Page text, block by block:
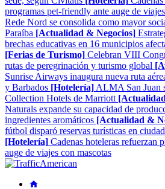
programas pet-friendly ante auge de
Rede Nord se consolida como mayor
Paraíba [Actualidad & Negocios]
brechas educativas en 16 municipios
[Ferias de Turismo] Celebran VIII
rutas de peregrinación y turismo global
Sunrise Airways inaugura nueva ruta
y Barbados [Hotelería] ALMA San Juan
Collection Hotels de Marriott
Naturals expande su capacidad de
ingredientes aromáticos [Actualidad &
fútbol disparó reservas turísticas en
[Hotelería] Cadenas hoteleras refuerzan
auge de viajes con mascotas